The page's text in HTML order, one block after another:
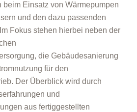
beim Einsatz von Wärmepumpen
und den dazu passenden
Fokus stehen hierbei neben der
die Gebäudesanierung
für den
Der Überblick wird durch
und
aus fertiggestellten